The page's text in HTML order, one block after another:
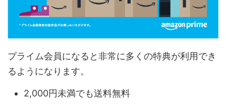
プライム会員になると非常に多くの特典が利用でき
るようになります。
2,000円未満でも送料無料